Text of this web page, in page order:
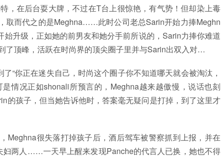
，在后台耍大牌，不过在T台上很惊艳，有气势！但却染上毒
而代之的是Meghna……此时公司老总Sarin开始力捧Meghn
升级，正如她的前男友和她分手前所说的，Sarin力捧你难道
顶峰，活跃在时尚界的顶尖圈子里并与Sarin出双入对…
“你正在迷失自己，时尚这个圈子你不知道哪天就会被淘汰，
情况正如shonali所预言的，Meghna越来越傲慢，说话也刻
的孩子，但当她告诉他时，答案毫无疑问是打掉，到了这里才
Meghna很失落打掉孩子后，酒后驾车被警察抓到上报，并在
两人……一天早上醒来发现Panche的代言人已换，她也不得